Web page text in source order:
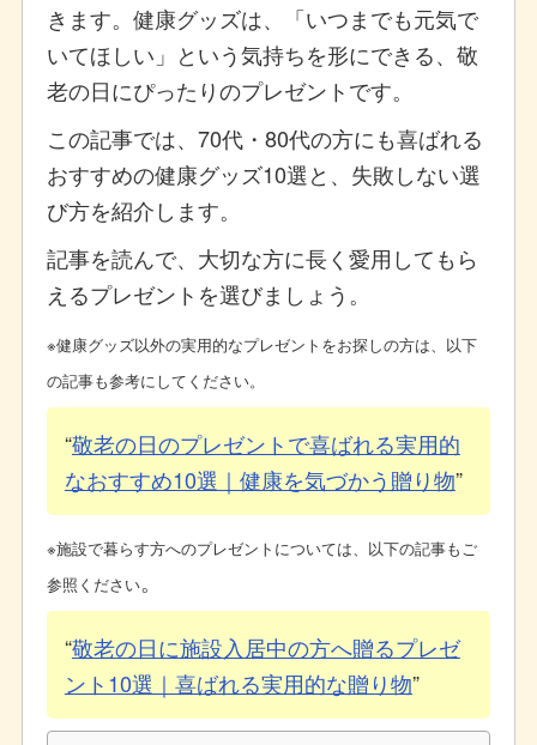
きます。健康グッズは、「いつまでも元気で
いてほしい」という気持ちを形にできる、敬
老の日にぴったりのプレゼントです。
この記事では、70代・80代の方にも喜ばれる
おすすめの健康グッズ10選と、失敗しない選
び方を紹介します。
記事を読んで、大切な方に長く愛用してもら
えるプレゼントを選びましょう。
※健康グッズ以外の実用的なプレゼントをお探しの方は、以下
の記事も参考にしてください。
敬老の日のプレゼントで喜ばれる実用的
なおすすめ10選｜健康を気づかう贈り物
※施設で暮らす方へのプレゼントについては、以下の記事もご
参照ください。
敬老の日に施設入居中の方へ贈るプレゼ
ント10選｜喜ばれる実用的な贈り物